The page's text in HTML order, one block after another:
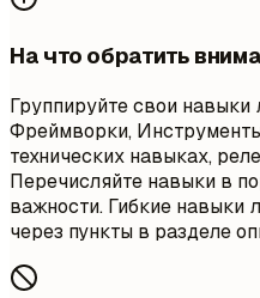
На что обратить
Группируйте свои навыки
Фреймворки,
технических навыках,
Перечисляйте навыки в
важности. Гибкие навыки
через пункты в разделе